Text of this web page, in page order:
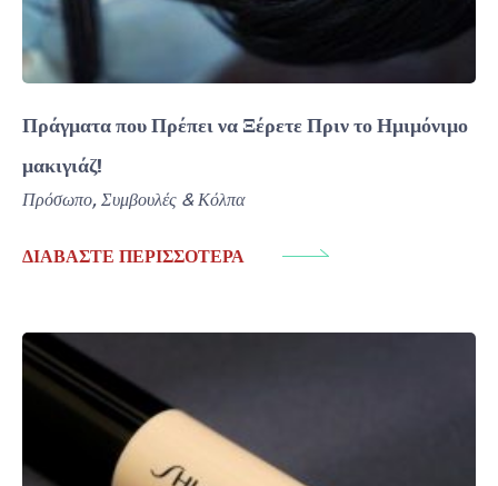
Πράγματα που Πρέπει να Ξέρετε Πριν το Ημιμόνιμο
μακιγιάζ!
Πρόσωπο, Συμβουλές & Κόλπα
ΔΙΑΒΆΣΤΕ ΠΕΡΙΣΣΌΤΕΡΑ